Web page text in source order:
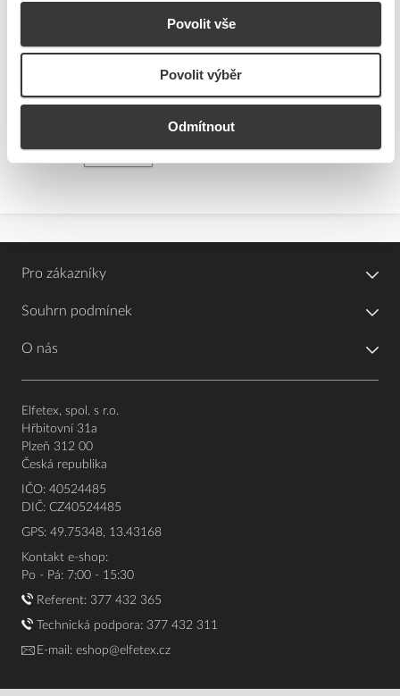
Povolit vše
Povolit výběr
Odmítnout
Pouze na poptání
Zobrazit
Pro zákazníky
Souhrn podmínek
O nás
Elfetex, spol. s r.o.
Hřbitovní 31a
Plzeň 312 00
Česká republika
IČO: 40524485
DIČ: CZ40524485
GPS: 49.75348, 13.43168
Kontakt e-shop:
Po - Pá: 7:00 - 15:30
Referent: 377 432 365
Technická podpora: 377 432 311
E-mail: eshop@elfetex.cz